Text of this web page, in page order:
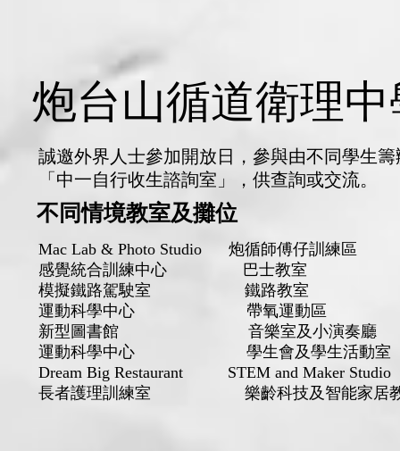
炮台山循道衛理
炮台山循道衛理
誠邀外界人士參加開放日，參與由不同學生
「中一自行收生諮詢室」，供查詢或交流。
不同情境教室及攤位
不同情境教室及攤位
Mac Lab & Photo Studio
炮循師傅仔訓練區
感覺統合訓練中心 巴士教室
模擬鐵路駕駛室 鐵路教室
運動科學中心 帶氧運動區
新型圖書館 音樂室及小演奏廳
運動科學中心 學生會及學生活動室
Dream Big Restaurant STEM and Maker Studio
長者護理訓練室 樂齡科技及智能家居